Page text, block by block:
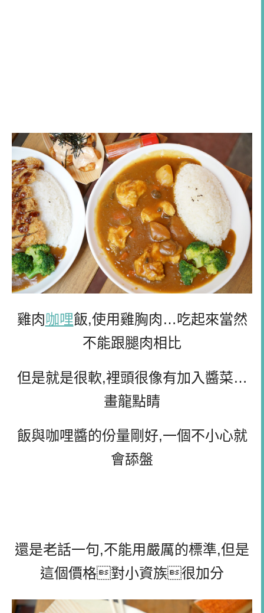
雞肉咖哩飯,使用雞胸肉…吃起來當然
不能跟腿肉相比
但是就是很軟,裡頭很像有加入醬菜…
畫龍點睛
飯與咖哩醬的份量剛好,一個不小心就
會舔盤
還是老話一句,不能用嚴厲的標準,但是
這個價格對小資族很加分